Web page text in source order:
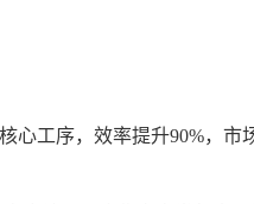
心工序，效率提升90%，市